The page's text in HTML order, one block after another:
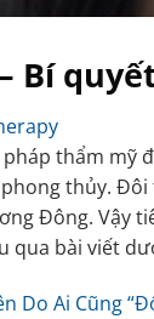
Bí
thẩm mỹ
thủy.
Đông. Vậy
qua bài viết
Do Ai Cũng